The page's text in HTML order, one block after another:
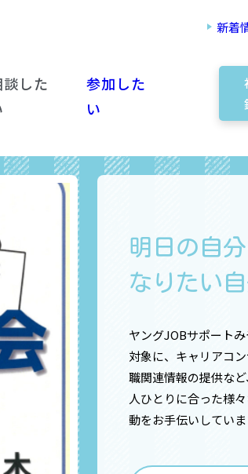
新着
した
参加した
い
明日の自
なりたい
ヤングJOBサポート
対象に、キャリアコ
職関連情報の提供な
人ひとりに合った様
動をお手伝いしていま